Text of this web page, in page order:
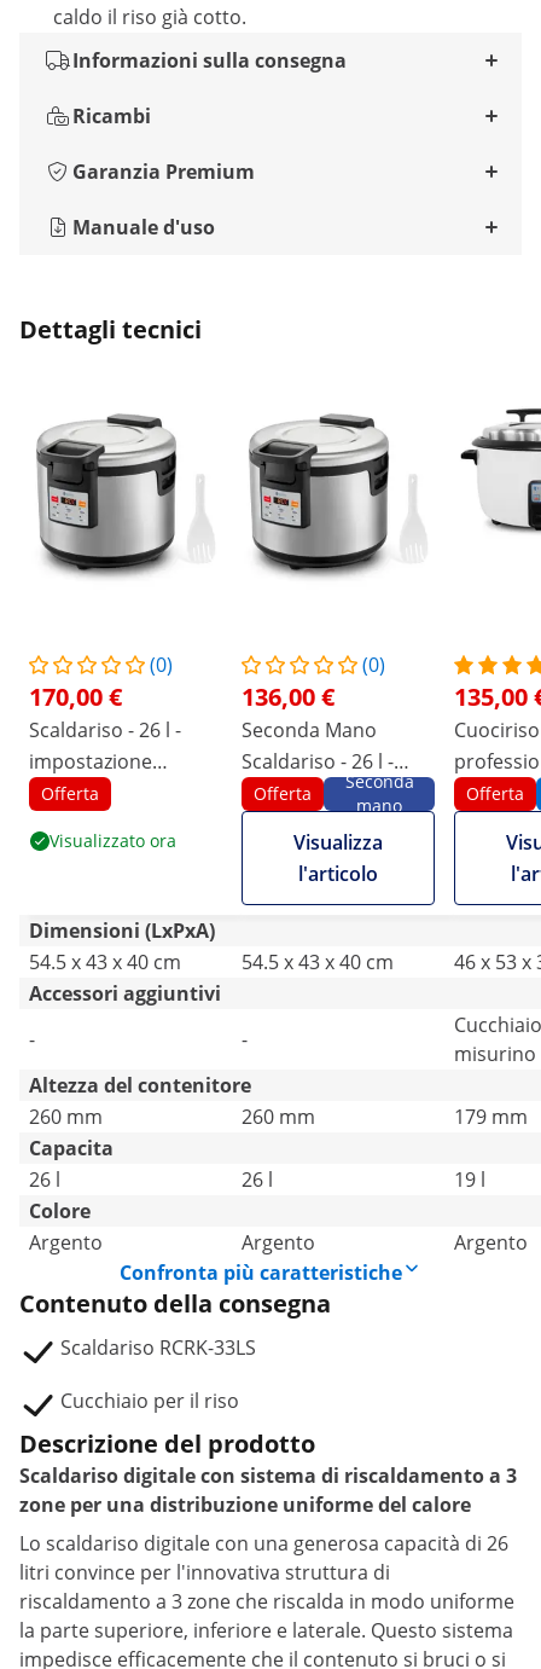
caldo il riso già cotto.
Informazioni sulla consegna
Ricambi
Garanzia Premium
Manuale d'uso
Dettagli tecnici
(0)
170,00 €
Scaldariso - 26 l -
impostazione
digitale della
°C - Royal Catering
Offerta
Visualizzato ora
(0)
136,00 €
Seconda Mano
Scaldariso - 26 l -
impostazione
digitale della
temperatura: 40 - 80
°C - Royal Catering
Offerta
Seconda
mano
Visualizza
l'articolo
135,00
2.800 W
Catering
Offerta
Dimensioni (LxPxA)
54.5 x 43 x 40 cm
54.5 x 43 x 40 cm
46 x 53 x
Accessori aggiuntivi
-
-
misurino
Altezza del contenitore
260 mm
260 mm
179 mm
Capacita
26 l
26 l
19 l
Colore
Argento
Argento
Argento
Confronta più caratteristiche
Contenuto della consegna
Scaldariso RCRK-33LS
Cucchiaio per il riso
Descrizione del prodotto
Scaldariso digitale con sistema di riscaldamento a 3
zone per una distribuzione uniforme del calore
Lo scaldariso digitale con una generosa capacità di 26
litri convince per l'innovativa struttura di
riscaldamento a 3 zone che riscalda in modo uniforme
la parte superiore, inferiore e laterale. Questo sistema
impedisce efficacemente che il contenuto si bruci o si